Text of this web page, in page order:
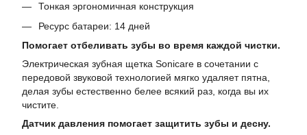
Тонкая эргономичная конструкция
Ресурс батареи: 14 дней
Помогает отбеливать зубы во время каждой чистки.
Электрическая зубная щетка Sonicare в сочетании с
передовой звуковой технологией мягко удаляет пятна,
делая зубы естественно белее всякий раз, когда вы их
чистите.
Датчик давления помогает защитить зубы и десну.